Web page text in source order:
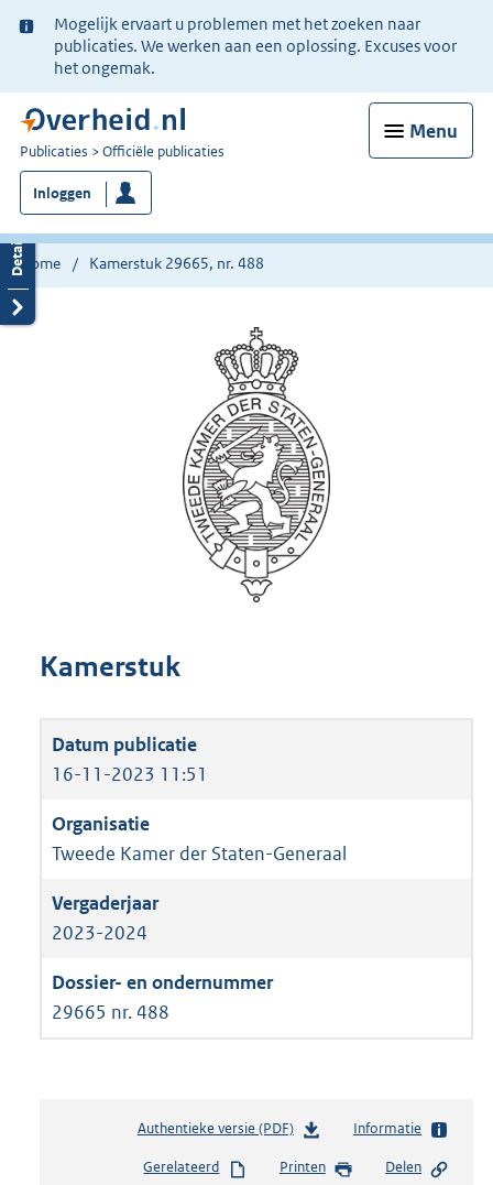
Ter
informatie:
Mogelijk ervaart u problemen met het zoeken naar
publicaties. We werken aan een oplossing. Excuses voor
het ongemak.
Menu
U
bent
nu
hier:
Publicaties Officiële publicaties
Inloggen
Home Kamerstuk 29665, nr. 488
Kamerstuk
16-11-2023 11:51
Tweede Kamer der Staten-Generaal
2023-2024
29665 nr. 488
Authentieke versie (PDF)b
s
Informatie
Gerelateerd Printen Delen